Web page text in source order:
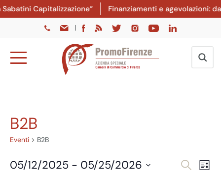
Capitalizzazione” Finanziamenti e agevolazioni: dal
|
B2B
Eventi B2B
Eventi
CercaLista
05/12/2025 - 05/25/2026